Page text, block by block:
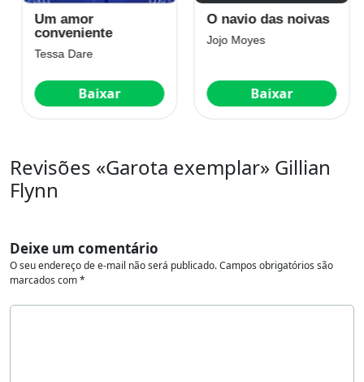
Um amor
conveniente
Tessa Dare
Baixar
O navio das noivas
Jojo Moyes
Baixar
Revisões «Garota exemplar» Gillian
Flynn
Deixe um comentário
O seu endereço de e-mail não será publicado.Campos obrigatórios são
marcados com*